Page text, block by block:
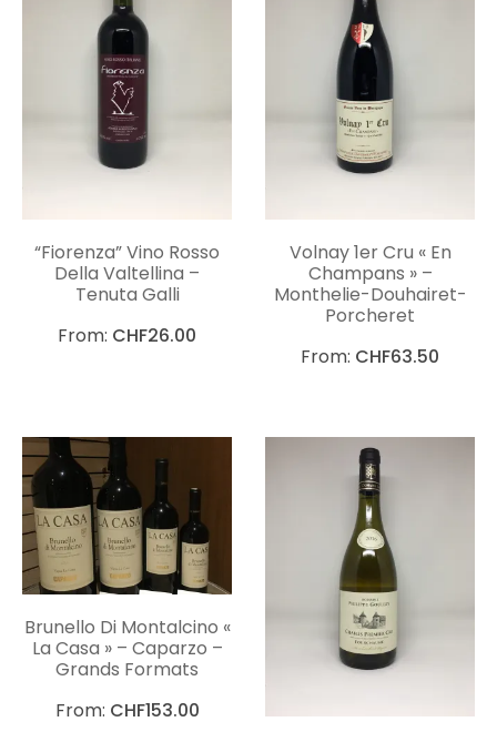
“Fiorenza” Vino Rosso
Della Valtellina –
Tenuta Galli
From: CHF26.00
Volnay 1er Cru « En
Champans » –
Monthelie-Douhairet-
Porcheret
From: CHF63.50
Brunello Di Montalcino «
La Casa » – Caparzo –
Grands Formats
From: CHF153.00